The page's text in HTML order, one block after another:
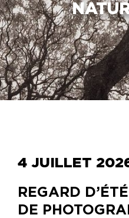
4 JUILLET
REGARD
DE